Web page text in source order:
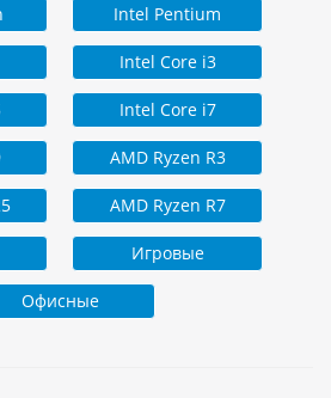
Intel Pentium
Intel Core i3
Intel Core i7
AMD Ryzen R3
AMD Ryzen R7
Игровые
Офисные